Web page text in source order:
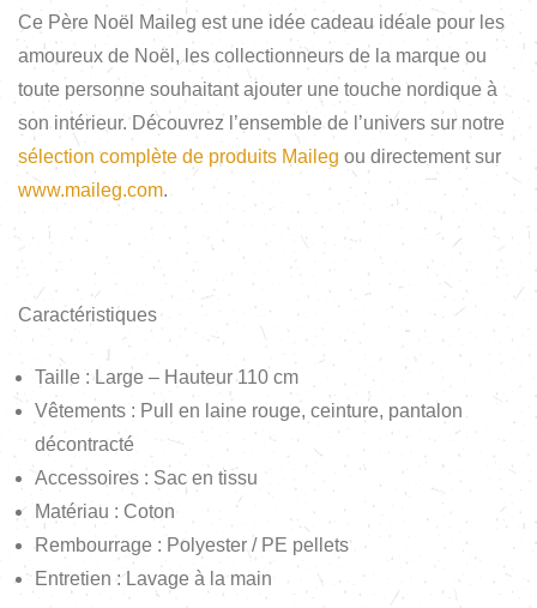
Ce Père Noël Maileg est une idée cadeau idéale pour les
amoureux de Noël, les collectionneurs de la marque ou
toute personne souhaitant ajouter une touche nordique à
son intérieur. Découvrez l’ensemble de l’univers sur notre
sélection complète de produits Maileg ou directement sur
www.maileg.com.
Caractéristiques
Taille : Large – Hauteur 110 cm
Vêtements : Pull en laine rouge, ceinture, pantalon
décontracté
Accessoires : Sac en tissu
Matériau : Coton
Rembourrage : Polyester / PE pellets
Entretien : Lavage à la main